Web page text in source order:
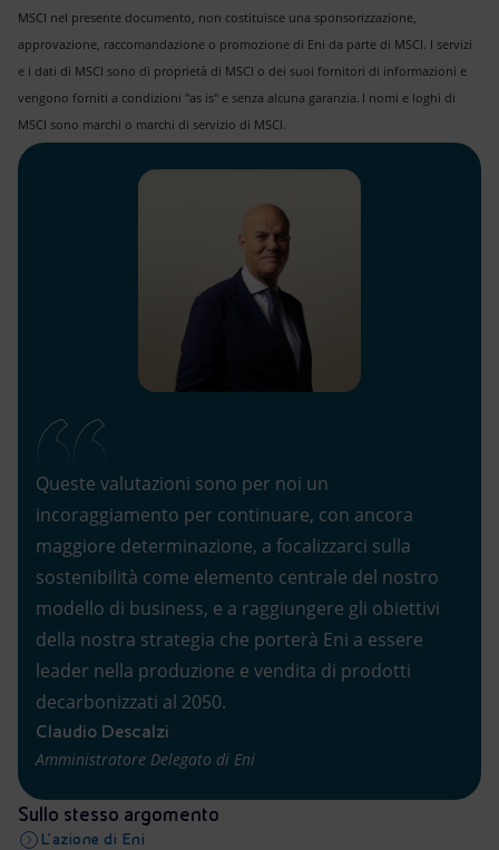
MSCI nel presente documento, non costituisce una sponsorizzazione,
approvazione, raccomandazione o promozione di Eni da parte di MSCI. I servizi
e i dati di MSCI sono di proprietà di MSCI o dei suoi fornitori di informazioni e
vengono forniti a condizioni "as is" e senza alcuna garanzia. I nomi e loghi di
MSCI sono marchi o marchi di servizio di MSCI.
Queste valutazioni sono per noi un
incoraggiamento per continuare, con ancora
maggiore determinazione, a focalizzarci sulla
sostenibilità come elemento centrale del nostro
modello di business, e a raggiungere gli obiettivi
della nostra strategia che porterà Eni a essere
leader nella produzione e vendita di prodotti
decarbonizzati al 2050.
Claudio Descalzi
Amministratore Delegato di Eni
Sullo stesso argomento
L’azione di Eni